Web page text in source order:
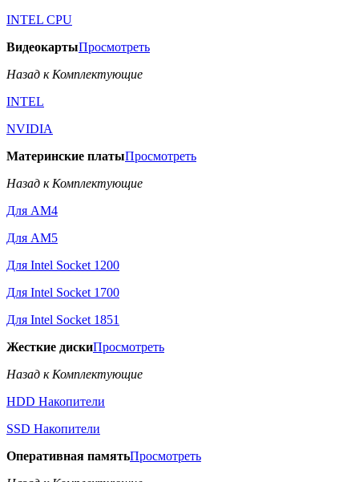
INTEL CPU
ВидеокартыПросмотреть
Назад к Комплектующие
INTEL
NVIDIA
Материнские платыПросмотреть
Назад к Комплектующие
Для AM4
Для AM5
Для Intel Socket 1200
Для Intel Socket 1700
Для Intel Socket 1851
Жесткие дискиПросмотреть
Назад к Комплектующие
HDD Накопители
SSD Накопители
Оперативная памятьПросмотреть